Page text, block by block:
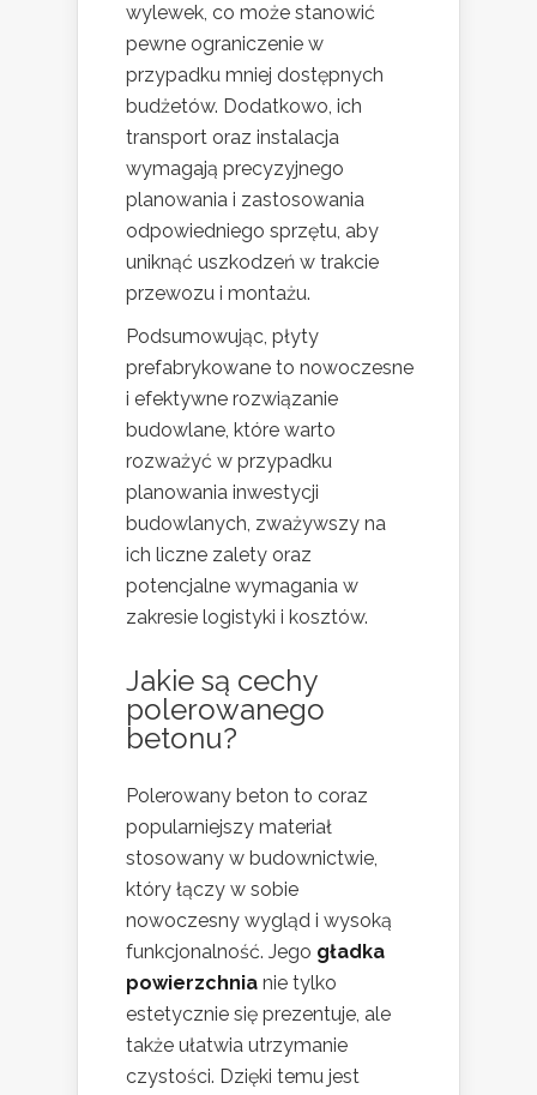
wylewek, co może stanowić
pewne ograniczenie w
przypadku mniej dostępnych
budżetów. Dodatkowo, ich
transport oraz instalacja
wymagają precyzyjnego
planowania i zastosowania
odpowiedniego sprzętu, aby
uniknąć uszkodzeń w trakcie
przewozu i montażu.
Podsumowując, płyty
prefabrykowane to nowoczesne
i efektywne rozwiązanie
budowlane, które warto
rozważyć w przypadku
planowania inwestycji
budowlanych, zważywszy na
ich liczne zalety oraz
potencjalne wymagania w
zakresie logistyki i kosztów.
Jakie są cechy
polerowanego
betonu?
Polerowany beton to coraz
popularniejszy materiał
stosowany w budownictwie,
który łączy w sobie
nowoczesny wygląd i wysoką
funkcjonalność. Jego gładka
powierzchnia nie tylko
estetycznie się prezentuje, ale
także ułatwia utrzymanie
czystości. Dzięki temu jest